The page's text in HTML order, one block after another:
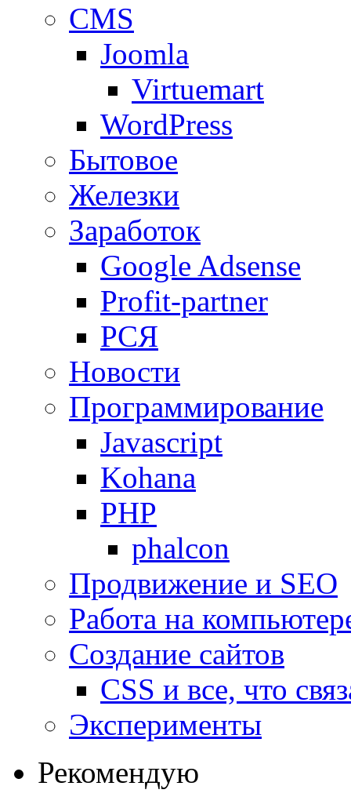
CMS
Joomla
Virtuemart
WordPress
Бытовое
Железки
Заработок
Google Adsense
Profit-partner
РСЯ
Новости
Программирование
Javascript
Kohana
PHP
phalcon
Продвижение и SEO
Работа на
Создание сайтов
CSS и все, что
Эксперименты
Рекомендую